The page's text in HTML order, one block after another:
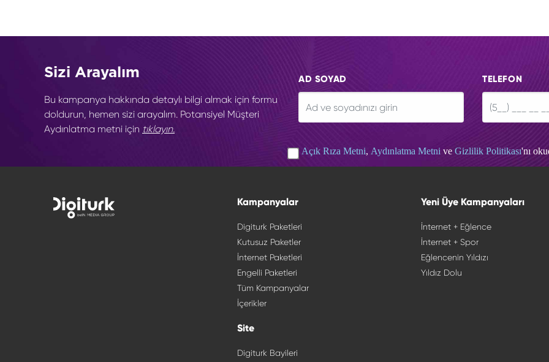
Sizi Arayalım
Bu kampanya hakkında detaylı bilgi almak için formu
doldurun, hemen sizi arayalım. Potansiyel Müşteri
Aydınlatma metni için tıklayın.
AD SOYAD TELEFON
Açık Rıza Metni, Aydınlatma Metni ve Gizlilik Politikası'nı
Kampanyalar
Digiturk Paketleri
Kutusuz Paketler
İnternet Paketleri
Engelli Paketleri
Tüm Kampanyalar
İçerikler
Site
Digiturk Bayileri
Yeni Üye Kampanyaları
İnternet + Eğlence
İnternet + Spor
Eğlencenin Yıldızı
Yıldız Dolu